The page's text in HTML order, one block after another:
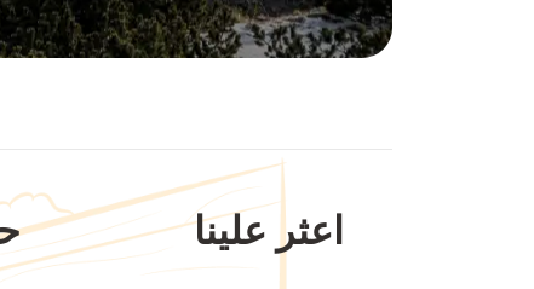
اعثر علينا